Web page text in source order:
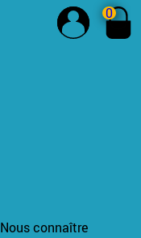
0
Nous connaître